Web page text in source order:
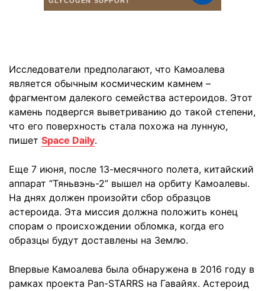
Исследователи предполагают, что Камоалева
является обычным космическим камнем –
фрагментом далекого семейства астероидов. Этот
камень подвергся выветриванию до такой степени,
что его поверхность стала похожа на лунную,
пишет Space Daily.
Еще 7 июня, после 13-месячного полета, китайский
аппарат “Тяньвэнь-2” вышел на орбиту Камоалевы.
На днях должен произойти сбор образцов
астероида. Эта миссия должна положить конец
спорам о происхождении обломка, когда его
образцы будут доставлены на Землю.
Впервые Камоалева была обнаружена в 2016 году в
рамках проекта Pan-STARRS на Гавайях. Астероид